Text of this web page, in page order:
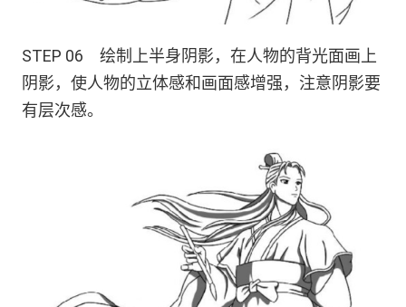
STEP 06 绘制上半身阴影，在人物的背光面画上
阴影，使人物的立体感和画面感增强，注意阴影要
有层次感。